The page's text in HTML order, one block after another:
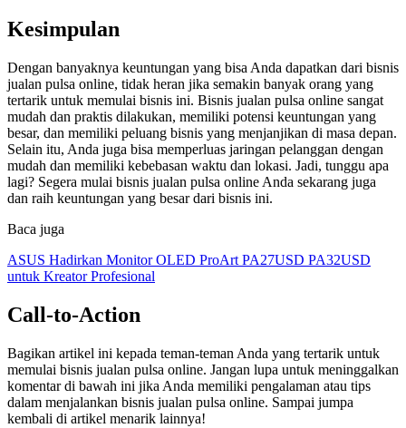
Kesimpulan
Dengan banyaknya keuntungan yang bisa Anda dapatkan dari bisnis
jualan pulsa online, tidak heran jika semakin banyak orang yang
tertarik untuk memulai bisnis ini. Bisnis jualan pulsa online sangat
mudah dan praktis dilakukan, memiliki potensi keuntungan yang
besar, dan memiliki peluang bisnis yang menjanjikan di masa depan.
Selain itu, Anda juga bisa memperluas jaringan pelanggan dengan
mudah dan memiliki kebebasan waktu dan lokasi. Jadi, tunggu apa
lagi? Segera mulai bisnis jualan pulsa online Anda sekarang juga
dan raih keuntungan yang besar dari bisnis ini.
Baca juga
ASUS Hadirkan Monitor OLED ProArt PA27USD PA32USD
untuk Kreator Profesional
Call-to-Action
Bagikan artikel ini kepada teman-teman Anda yang tertarik untuk
memulai bisnis jualan pulsa online. Jangan lupa untuk meninggalkan
komentar di bawah ini jika Anda memiliki pengalaman atau tips
dalam menjalankan bisnis jualan pulsa online. Sampai jumpa
kembali di artikel menarik lainnya!